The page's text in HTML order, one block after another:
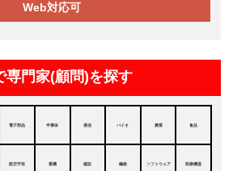
Web対応可
専門家(顧問)を探す
電子部品 半導体 通信 バイオ 農業 食品
航空宇宙 重機 建設 繊維 ソフトウェア 医療機器